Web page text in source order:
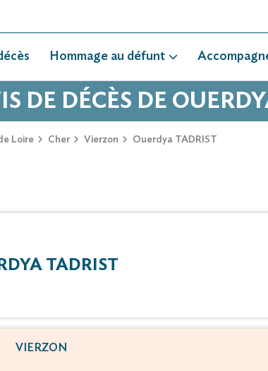
Hommage au défunt
DE DÉCÈS DE
Loire Cher Vierzon Ouerdya TADRIST
TADRIST
VIERZON